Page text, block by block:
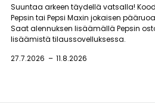
Suuntaa arkeen täydellä vatsalla!
Pepsin tai Pepsi Maxin jokaisen
Saat alennuksen lisäämällä Pepsin
lisäämistä tilaussovelluksessa.
27.7.2026
11.8.2026